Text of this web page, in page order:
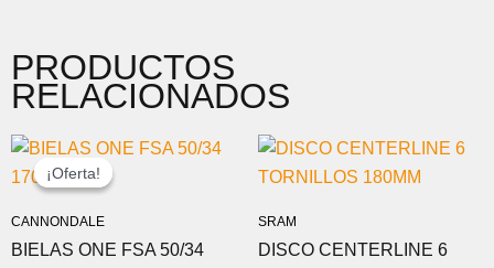
PRODUCTOS
RELACIONADOS
¡Oferta!
CANNONDALE
¡Oferta!
BIELAS ONE FSA 50/34
EL
PRECIO
ORIGINAL
499,00 €.
EL
SRAM
DISCO CENTERLINE 6